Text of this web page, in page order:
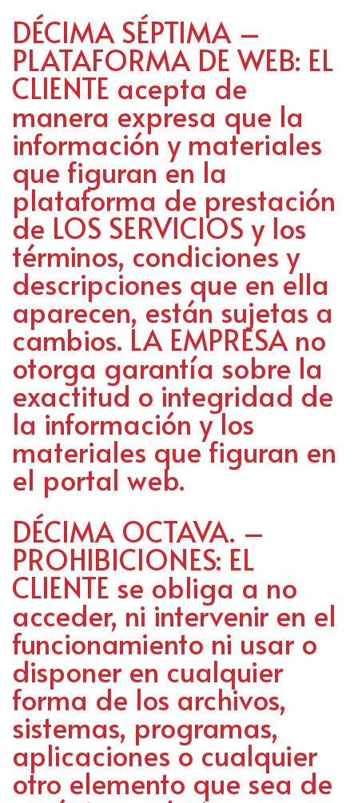
DÉCIMA SÉPTIMA –
PLATAFORMA DE WEB: EL
CLIENTE acepta de
manera expresa que la
información y materiales
que figuran en la
plataforma de prestación
de LOS SERVICIOS y los
términos, condiciones y
descripciones que en ella
aparecen, están sujetas a
cambios. LA EMPRESA no
otorga garantía sobre la
exactitud o integridad de
la información y los
materiales que figuran en
el portal web.
DÉCIMA OCTAVA. –
PROHIBICIONES: EL
CLIENTE se obliga a no
acceder, ni intervenir en el
funcionamiento ni usar o
disponer en cualquier
forma de los archivos,
sistemas, programas,
aplicaciones o cualquier
otro elemento que sea de